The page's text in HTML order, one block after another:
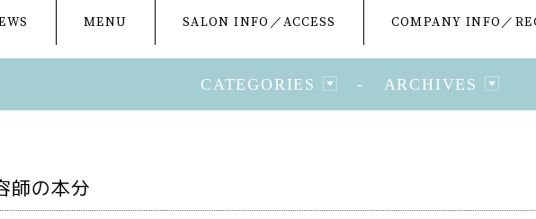
MENU SALON INFO／ACCESS COMPANY INFO／
CATEGORIES - ARCHIVES
師の本分